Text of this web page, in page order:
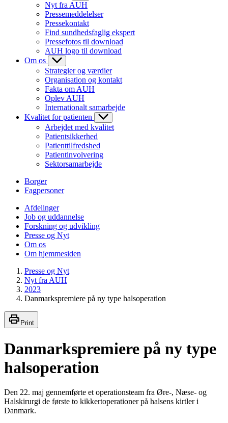
Nyt fra AUH
Pressemeddelelser
Pressekontakt
Find sundhedsfaglig ekspert
Pressefotos til download
AUH logo til download
Om os
Strategier og værdier
Organisation og kontakt
Fakta om AUH
Oplev AUH
Internationalt samarbejde
Kvalitet for patienten
Arbejdet med kvalitet
Patientsikkerhed
Patienttilfredshed
Patientinvolvering
Sektorsamarbejde
Borger
Fagpersoner
Afdelinger
Job og uddannelse
Forskning og udvikling
Presse og Nyt
Om os
Om hjemmesiden
Presse og Nyt
Nyt fra AUH
2023
Danmarkspremiere på ny type halsoperation
Print
Danmarkspremiere på ny type
halsoperation
Den 22. maj gennemførte et operationsteam fra Øre-, Næse- og
Halskirurgi de første to kikkertoperationer på halsens kirtler i
Danmark.